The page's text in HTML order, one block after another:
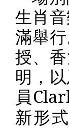
生肖
滿舉
授、
明，
員
新形